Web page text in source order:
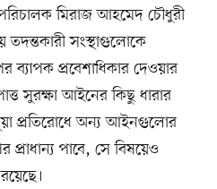
পরিচালক মিরাজ আহমেদ চৌধুরী
সংস্থাগুলোকে
ব্যাপক প্রবেশাধিকার দেওয়ার
সুরক্ষা আইনের কিছু ধারার
প্রতিরোধে অন্য আইনগুলোর
পাবে, সে বিষয়েও